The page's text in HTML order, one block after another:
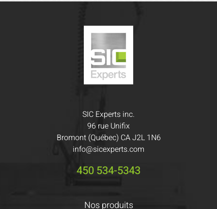
SIC Experts inc.
96 rue Unifix
Bromont (Québec) CA J2L 1N6
info@sicexperts.com
450 534-5343
Nos produits